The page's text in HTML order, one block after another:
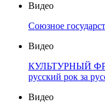
Видео
Союзное
Видео
КУЛЬТУРНЫЙ
русский рок за
Видео